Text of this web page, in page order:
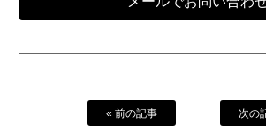
« 前の記事 次の